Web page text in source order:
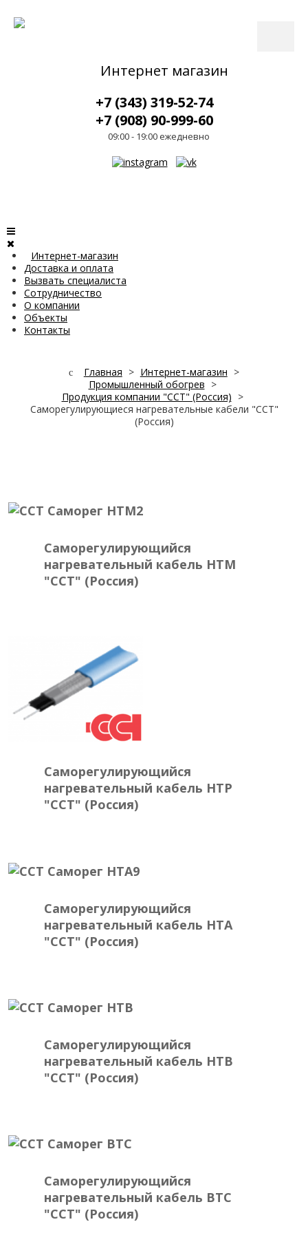
Интернет магазин
+7 (343) 319-52-74
+7 (908) 90-999-60
09:00 - 19:00 ежедневно
Интернет-магазин
Доставка и оплата
Вызвать специалиста
Сотрудничество
О компании
Объекты
Контакты
Главная > Интернет-магазин >
Промышленный обогрев >
Продукция компании "ССТ" (Россия) >
Саморегулирующиеся нагревательные кабели "ССТ"
(Россия)
Саморегулирующийся
нагревательный кабель HTM
"ССТ" (Россия)
Саморегулирующийся
нагревательный кабель HTP
"ССТ" (Россия)
Саморегулирующийся
нагревательный кабель HTA
"ССТ" (Россия)
Саморегулирующийся
нагревательный кабель HTB
"ССТ" (Россия)
Саморегулирующийся
нагревательный кабель BTC
"ССТ" (Россия)